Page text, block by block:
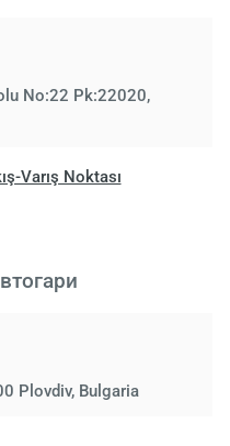
No:22 Pk:22020,
Varış Noktası
Plovdiv, Bulgaria